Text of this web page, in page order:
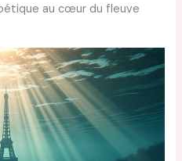
au cœur du fleuve